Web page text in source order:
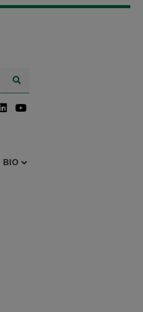
BIO